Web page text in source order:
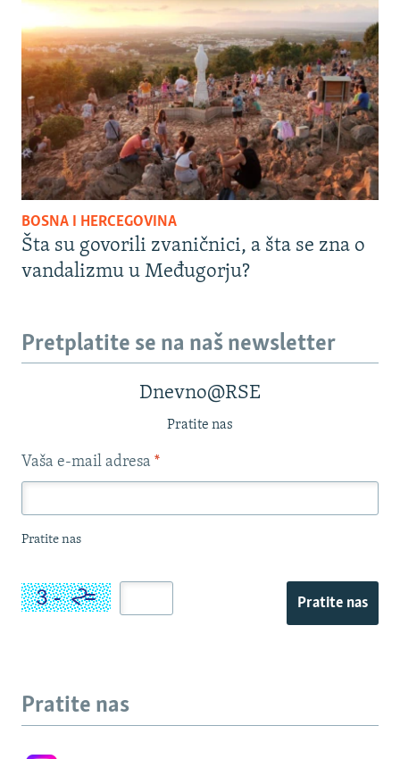
BOSNA I HERCEGOVINA
Šta su govorili zvaničnici, a šta se zna o
vandalizmu u Međugorju?
Pretplatite se na naš newsletter
Dnevno@RSE
Pratite nas
Vaša e-mail adresa *
Pratite nas
Pratite nas
Pratite nas